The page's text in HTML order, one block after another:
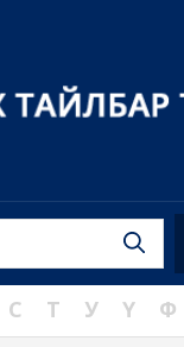
С Т У Ү Ф